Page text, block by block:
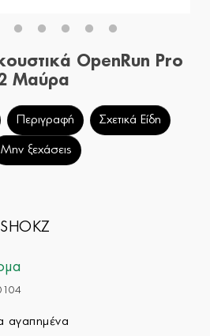
OpenRun Pro
Μαύρα
Περιγραφή Σχετικά Είδη
Μην ξεχάσεις
SHOKZ
αγαπημένα